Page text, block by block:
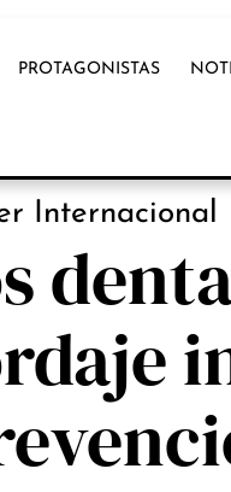
PROTAGONISTAS
Internacional